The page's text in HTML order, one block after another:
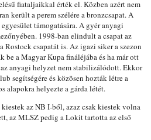
fiataljaikkal érték el. Közben azért nem
került a perem szélére a bronzcsapat. A
támogatására. A gyér anyagi
1998-ban elindult a csapat az
csapatát is. Az igazi siker a szezon
be a Magyar Kupa fináléjába és ha már ott
anyagi helyzet nem stabilizálódott. Ekkor
segítségére és közösen hozták létre a
alapokra helyezte a gárda létét.
az NB I-ből, azaz csak kiestek volna
az MLSZ pedig a Lokit tartotta az első